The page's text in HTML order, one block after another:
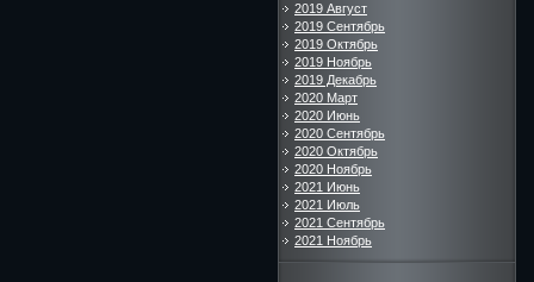
2019 Август
2019 Сентябрь
2019 Октябрь
2019 Ноябрь
2019 Декабрь
2020 Март
2020 Июнь
2020 Сентябрь
2020 Октябрь
2020 Ноябрь
2021 Июнь
2021 Июль
2021 Сентябрь
2021 Ноябрь